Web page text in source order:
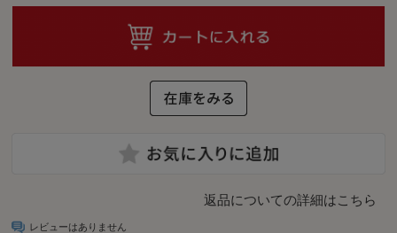
返品についての詳細はこちら
レビューはありません